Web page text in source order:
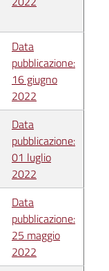
Data
pubblicazione:
16 giugno
2022
Data
pubblicazione:
01 luglio
2022
Data
pubblicazione:
25 maggio
2022